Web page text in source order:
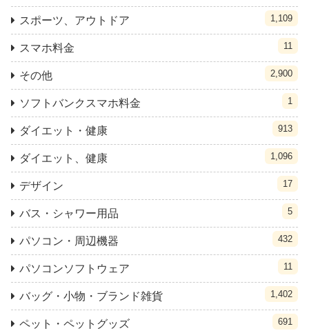
スポーツ、アウトドア 1,109
スマホ料金 11
その他 2,900
ソフトバンクスマホ料金 1
ダイエット・健康 913
ダイエット、健康 1,096
デザイン 17
バス・シャワー用品 5
パソコン・周辺機器 432
パソコンソフトウェア 11
バッグ・小物・ブランド雑貨 1,402
ペット・ペットグッズ 691